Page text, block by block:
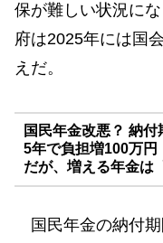
保が難しい状況に
府は2025年には国
えだ。
国民年金改悪？ 納
5年で負担増100万円
だが、増える年金は
国民年金の納付期